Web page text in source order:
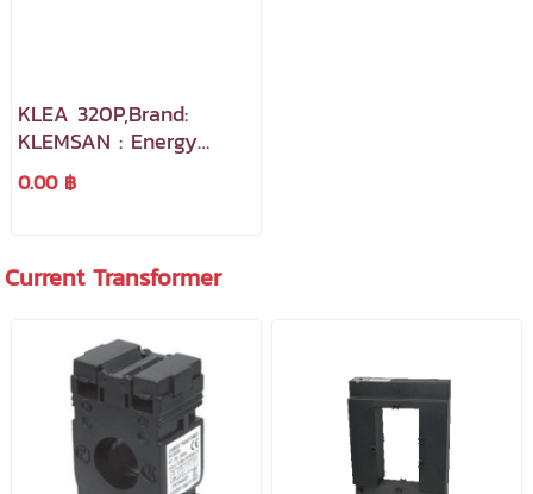
KLEA 320P,Brand:
KLEMSAN : Energy
Analyzer 2 Digital
Input, 2 Digital output
0.00 ฿
Current Transformer